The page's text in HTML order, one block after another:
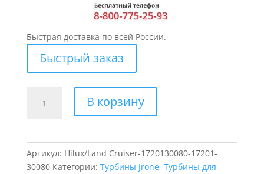
Быстрая доставка по всей России.
Быстрый заказ
товара
Hilux/Land
В корзину
Артикул: Hilux/Land Cruiser-1720130080-17201-
30080 Категории: Турбины Jrone, Турбины для